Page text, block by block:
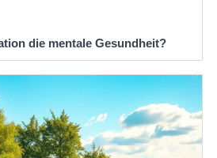
die mentale Gesundheit?